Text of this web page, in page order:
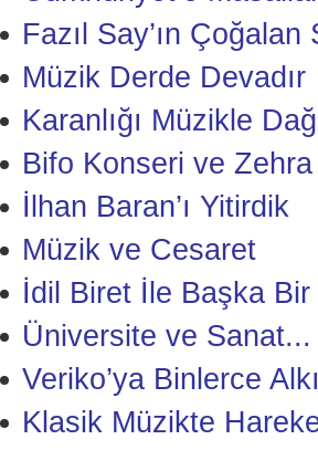
Fazıl Say’ın Çoğalan
Müzik Derde Devadır
Karanlığı Müzikle
Bifo Konseri ve Zehra
İlhan Baran’ı Yitirdik
Müzik ve Cesaret
İdil Biret İle Başka
Üniversite ve Sanat...
Veriko’ya Binlerce
Klasik Müzikte